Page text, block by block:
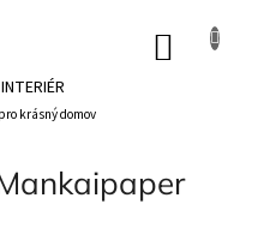
krásný domov